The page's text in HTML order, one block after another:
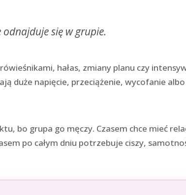
się w grupie.
hałas, zmiany planu czy
duże napięcie, przeciążenie, wycofanie
bo grupa go męczy. Czasem chce mieć
po całym dniu potrzebuje ciszy,